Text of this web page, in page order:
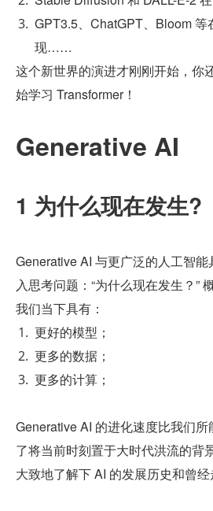
GPT3.5、ChatGPT、Bloom 等
现……
这个新世界的演进才刚刚开始，你
始学习 Transformer！
Generative AI
1 为什么现在发生?
Generative AI 与更广泛的人工智
入思考问题：“为什么现在发生？”
我们当下具有：
更好的模型；
更多的数据；
更多的计算；
Generative AI 的进化速度比我们
了将当前时刻置于大时代洪流的背
大致地了解下 AI 的发展历史和曾经